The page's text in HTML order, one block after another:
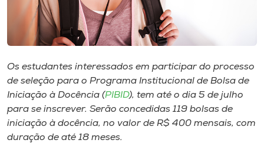
Rádio
Museu
Unoesc
Store
Os estudantes interessados em participar do processo
de seleção para o Programa Institucional de Bolsa de
Iniciação à Docência (PIBID), tem até o dia 5 de julho
para se inscrever. Serão concedidas 119 bolsas de
iniciação à docência, no valor de R$ 400 mensais, com
duração de até 18 meses.